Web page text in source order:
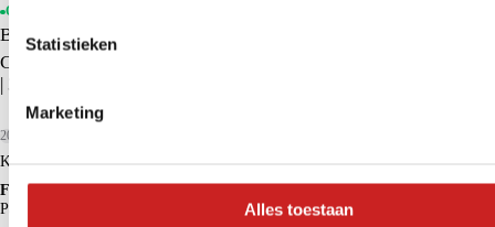
Statistieken
Marketing
Alles toestaan
Op voorraad
BYD ATTO 3
Comfort 60 kWh | BYD Dealer | FABRIEKSGARANTIE | PANO
| 360° | ADAPTIVE | STOELVERWARMING
2023
Kopen
Financieren p/m vanaf
Particulier